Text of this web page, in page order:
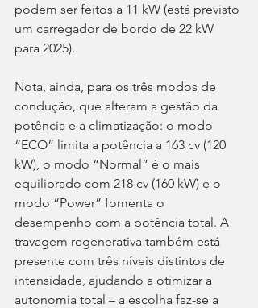
podem ser feitos a 11 kW (está previsto
um carregador de bordo de 22 kW
para 2025).
Nota, ainda, para os três modos de
condução, que alteram a gestão da
potência e a climatização: o modo
“ECO” limita a potência a 163 cv (120
kW), o modo “Normal” é o mais
equilibrado com 218 cv (160 kW) e o
modo “Power” fomenta o
desempenho com a potência total. A
travagem regenerativa também está
presente com três níveis distintos de
intensidade, ajudando a otimizar a
autonomia total – a escolha faz-se a